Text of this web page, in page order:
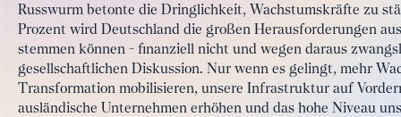
Russwurm betonte die Dringlichkeit, Wachstumskräfte zu
Prozent wird Deutschland die großen Herausforderungen
stemmen können - finanziell nicht und wegen daraus
gesellschaftlichen Diskussion. Nur wenn es gelingt, mehr
Transformation mobilisieren, unsere Infrastruktur auf
ausländische Unternehmen erhöhen und das hohe Niveau